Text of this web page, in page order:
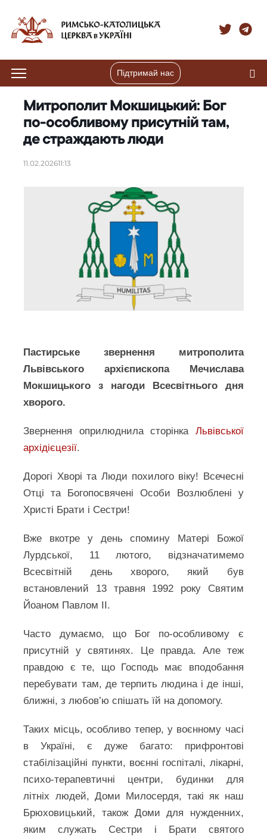
Підтримай нас
Митрополит Мокшицький: Бог
по-особливому присутній там,
де страждають люди
11.02.202611:13
Пастирське звернення митрополита
Львівського архієпископа Мечислава
Мокшицького з нагоди Всесвітнього дня
хворого.
Звернення оприлюднила сторінка Львівської
архідієцезії.
Дорогі Хворі та Люди похилого віку! Всечесні
Отці та Богопосвячені Особи Возлюблені у
Христі Брати і Сестри!
Вже вкотре у день спомину Матері Божої
Лурдської, 11 лютого, відзначатимемо
Всесвітній день хворого, який був
встановлений 13 травня 1992 року Святим
Йоаном Павлом ІІ.
Часто думаємо, що Бог по-особливому є
присутній у святинях. Це правда. Але теж
правдою є те, що Господь має вподобання
перебувати там, де терпить людина і де інші,
ближні, з любов’ю спішать їй на допомогу.
Таких місць, особливо тепер, у воєнному часі
в Україні, є дуже багато: прифронтові
стабілізаційні пункти, воєнні госпіталі, лікарні,
психо-терапевтичні центри, будинки для
літніх людей, Доми Милосердя, такі як наш
Брюховицький, також Доми для нужденних,
яким служать Сестри і Брати святого